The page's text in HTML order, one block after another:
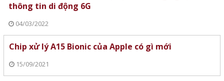
thông tin di động 6G
04/03/2022
Chip xử lý A15 Bionic của Apple có gì mới
15/09/2021